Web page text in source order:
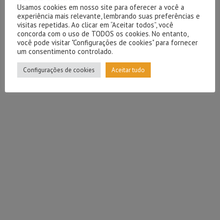
Usamos cookies em nosso site para oferecer a você a
experiência mais relevante, lembrando suas preferências e
visitas repetidas. Ao clicar em “Aceitar todos”, você
concorda com o uso de TODOS os cookies. No entanto,
você pode visitar "Configurações de cookies" para fornecer
um consentimento controlado.
Configurações de cookies Aceitar tudo